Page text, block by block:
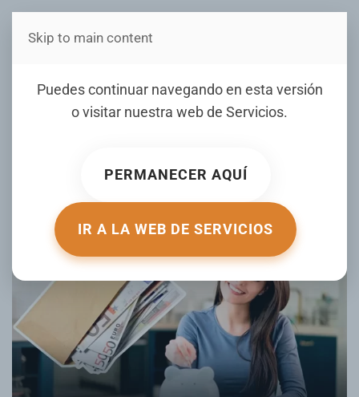
Estás en Telenord Medios
Puedes continuar navegando en esta versión
o visitar nuestra web de Servicios.
PERMANECER AQUÍ
IR A LA WEB DE SERVICIOS
Skip to main content
¿Cómo ahorrar 100 mil
pesos en 2025? Así es el
ESCRITO POR DINEROENIMAGEN.COM EL06 ENERO 2025